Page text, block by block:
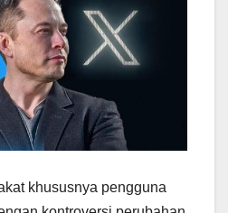
khususnya pengguna